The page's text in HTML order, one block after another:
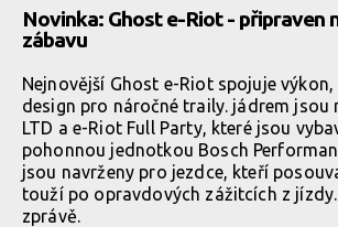
Novinka: Ghost e-Riot - připraven
zábavu
Nejnovější Ghost e-Riot spojuje
design pro náročné traily. jádrem jsou
LTD a e-Riot Full Party, které jsou
pohonnou jednotkou Bosch
jsou navrženy pro jezdce, kteří
touží po opravdových zážitcích z
zprávě.